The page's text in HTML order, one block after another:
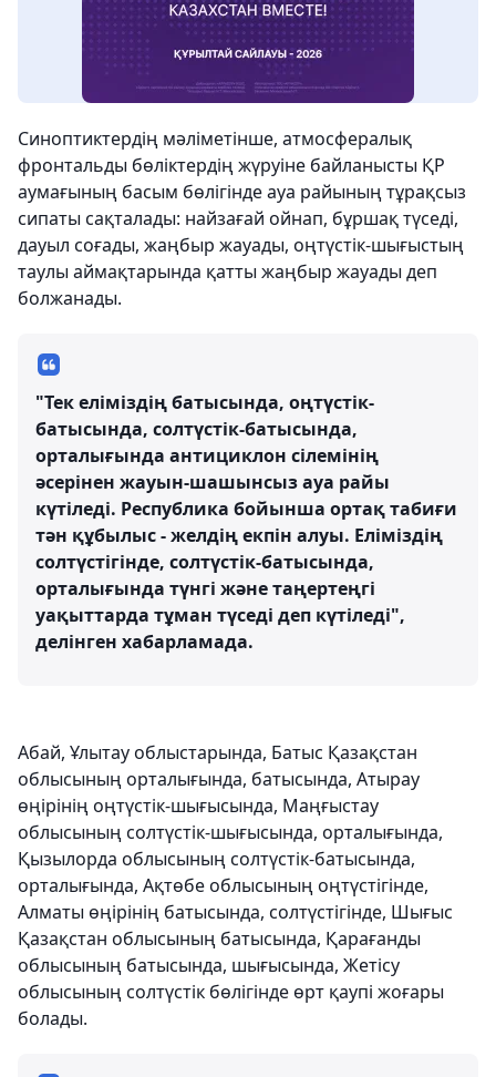
Синоптиктердің мәліметінше, атмосфералық
фронтальды бөліктердің жүруіне байланысты ҚР
аумағының басым бөлігінде ауа райының тұрақсыз
сипаты сақталады: найзағай ойнап, бұршақ түседі,
дауыл соғады, жаңбыр жауады, оңтүстік-шығыстың
таулы аймақтарында қатты жаңбыр жауады деп
болжанады.
"Тек еліміздің батысында, оңтүстік-
батысында, солтүстік-батысында,
орталығында антициклон сілемінің
әсерінен жауын-шашынсыз ауа райы
күтіледі. Республика бойынша ортақ табиғи
тән құбылыс - желдің екпін алуы. Еліміздің
солтүстігінде, солтүстік-батысында,
орталығында түнгі және таңертеңгі
уақыттарда тұман түседі деп күтіледі",
делінген хабарламада.
Абай, Ұлытау облыстарында, Батыс Қазақстан
облысының орталығында, батысында, Атырау
өңірінің оңтүстік-шығысында, Маңғыстау
облысының солтүстік-шығысында, орталығында,
Қызылорда облысының солтүстік-батысында,
орталығында, Ақтөбе облысының оңтүстігінде,
Алматы өңірінің батысында, солтүстігінде, Шығыс
Қазақстан облысының батысында, Қарағанды
облысының батысында, шығысында, Жетісу
облысының солтүстік бөлігінде өрт қаупі жоғары
болады.